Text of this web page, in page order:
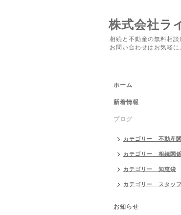
株式会社ラ
相続と不動産の無料相談
お問い合わせはお気軽
ホーム
新着情報
ブログ
カテゴリー 不動産
カテゴリー 相続関係
カテゴリー 知恵袋
カテゴリー スタッ
お知らせ